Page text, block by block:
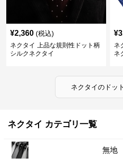
¥2,360 (税込)
ネクタイ 上品な規則性ドット柄
シルクネクタイ
¥
ネ
ネ
ネクタイのドット
ネクタイ カテゴリ一覧
無地